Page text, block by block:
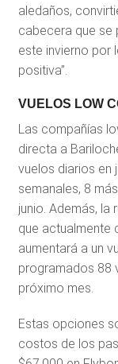
aledaños,
cabecera que se
este invierno por
positiva”.
VUELOS LOW
Las compañías
directa a
vuelos diarios en
semanales, 8
junio. Además, la
que actualmente
aumentará a un
programados 88
próximo mes.
Estas opciones
costos de los